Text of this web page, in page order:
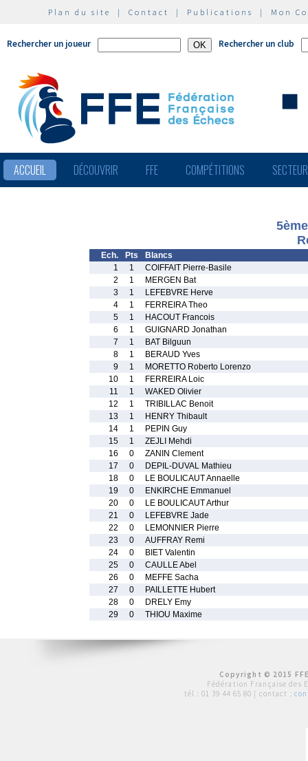
Plan du site | Contact | Publications | Mon
Rechercher un joueur Rechercher un club
ACCUEIL DÉCOUVRIR FFE COMPÉTITIONS
Ech. Pts
Blancs
1
1
COIFFAIT Pierre-Basile
2
1
MERGEN Bat
3
1
LEFEBVRE Herve
4
1
FERREIRA Theo
5
1
HACOUT Francois
6
1
GUIGNARD Jonathan
7
1
BAT Bilguun
8
1
BERAUD Yves
9
1
MORETTO Roberto Lorenzo
10
1
FERREIRA Loic
11
1
WAKED Olivier
12
1
TRIBILLAC Benoit
13
1
HENRY Thibault
14
1
PEPIN Guy
15
1
ZEJLI Mehdi
16
0
ZANIN Clement
17
0
DEPIL-DUVAL Mathieu
18
0
LE BOULICAUT Annaelle
19
0
ENKIRCHE Emmanuel
20
0
LE BOULICAUT Arthur
21
0
LEFEBVRE Jade
22
0
LEMONNIER Pierre
23
0
AUFFRAY Remi
24
0
BIET Valentin
25
0
CAULLE Abel
26
0
MEFFE Sacha
27
0
PAILLETTE Hubert
28
0
DRELY Emy
29
0 THIOU Maxime
Copyright © 2015
Fédération Française des
tél : 01 39 44 65 80 | contact :